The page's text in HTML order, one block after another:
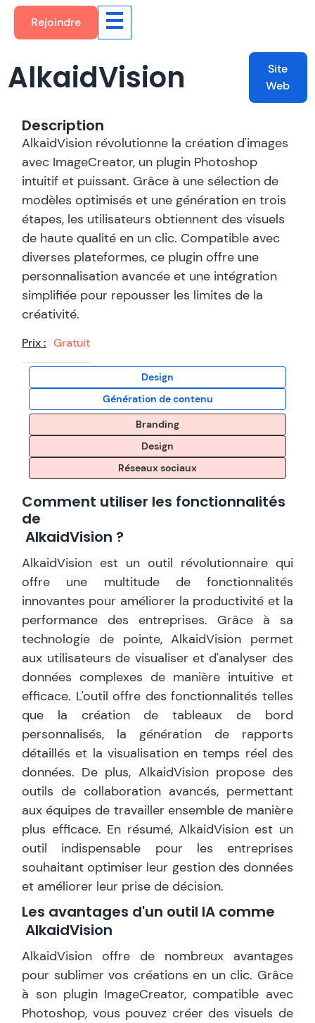
Rejoindre
AlkaidVision
Site
Web
Description
AlkaidVision révolutionne la création d'images
avec ImageCreator, un plugin Photoshop
intuitif et puissant. Grâce à une sélection de
modèles optimisés et une génération en trois
étapes, les utilisateurs obtiennent des visuels
de haute qualité en un clic. Compatible avec
diverses plateformes, ce plugin offre une
personnalisation avancée et une intégration
simplifiée pour repousser les limites de la
créativité.
Prix : Gratuit
Design
Génération de contenu
Branding
Design
Réseaux sociaux
Comment utiliser les fonctionnalités
de
AlkaidVision ?
AlkaidVision est un outil révolutionnaire qui
offre une multitude de fonctionnalités
innovantes pour améliorer la productivité et la
performance des entreprises. Grâce à sa
technologie de pointe, AlkaidVision permet
aux utilisateurs de visualiser et d'analyser des
données complexes de manière intuitive et
efficace. L'outil offre des fonctionnalités telles
que la création de tableaux de bord
personnalisés, la génération de rapports
détaillés et la visualisation en temps réel des
données. De plus, AlkaidVision propose des
outils de collaboration avancés, permettant
aux équipes de travailler ensemble de manière
plus efficace. En résumé, AlkaidVision est un
outil indispensable pour les entreprises
souhaitant optimiser leur gestion des données
et améliorer leur prise de décision.
Les avantages d'un outil IA comme
AlkaidVision
AlkaidVision offre de nombreux avantages
pour sublimer vos créations en un clic. Grâce
à son plugin ImageCreator, compatible avec
Photoshop, vous pouvez créer des visuels de